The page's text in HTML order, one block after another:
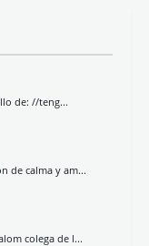
de: //teng...
de calma y am...
colega de l...